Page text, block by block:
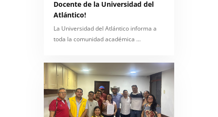
Docente de la Universidad del
Atlántico!
La Universidad del Atlántico informa a
toda la comunidad académica …